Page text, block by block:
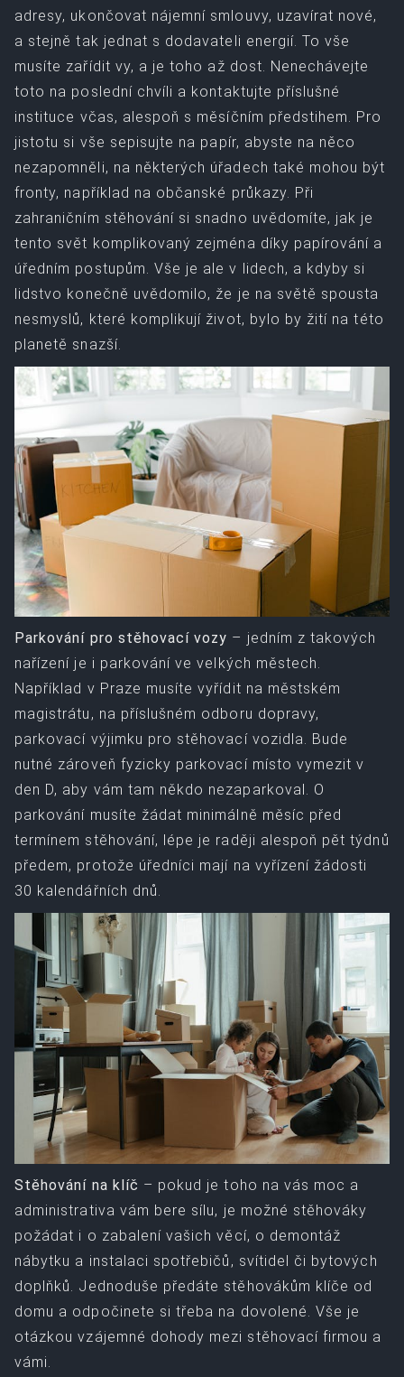
adresy, ukončovat nájemní smlouvy, uzavírat nové,
a stejně tak jednat s dodavateli energií. To vše
musíte zařídit vy, a je toho až dost. Nenechávejte
toto na poslední chvíli a kontaktujte příslušné
instituce včas, alespoň s měsíčním předstihem. Pro
jistotu si vše sepisujte na papír, abyste na něco
nezapomněli, na některých úřadech také mohou být
fronty, například na občanské průkazy. Při
zahraničním stěhování si snadno uvědomíte, jak je
tento svět komplikovaný zejména díky papírování a
úředním postupům. Vše je ale v lidech, a kdyby si
lidstvo konečně uvědomilo, že je na světě spousta
nesmyslů, které komplikují život, bylo by žití na této
planetě snazší.
Parkování pro stěhovací vozy – jedním z takových
nařízení je i parkování ve velkých městech.
Například v Praze musíte vyřídit na městském
magistrátu, na příslušném odboru dopravy,
parkovací výjimku pro stěhovací vozidla. Bude
nutné zároveň fyzicky parkovací místo vymezit v
den D, aby vám tam někdo nezaparkoval. O
parkování musíte žádat minimálně měsíc před
termínem stěhování, lépe je raději alespoň pět týdnů
předem, protože úředníci mají na vyřízení žádosti
30 kalendářních dnů.
Stěhování na klíč – pokud je toho na vás moc a
administrativa vám bere sílu, je možné stěhováky
požádat i o zabalení vašich věcí, o demontáž
nábytku a instalaci spotřebičů, svítidel či bytových
doplňků. Jednoduše předáte stěhovákům klíče od
domu a odpočinete si třeba na dovolené. Vše je
otázkou vzájemné dohody mezi stěhovací firmou a
vámi.